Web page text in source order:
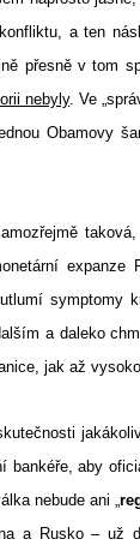
a ten
přesně v tom
nebyly. Ve
Obamovy
symptomy
a daleko
jak až
bankéře, aby
nebude ani „
a Rusko – už